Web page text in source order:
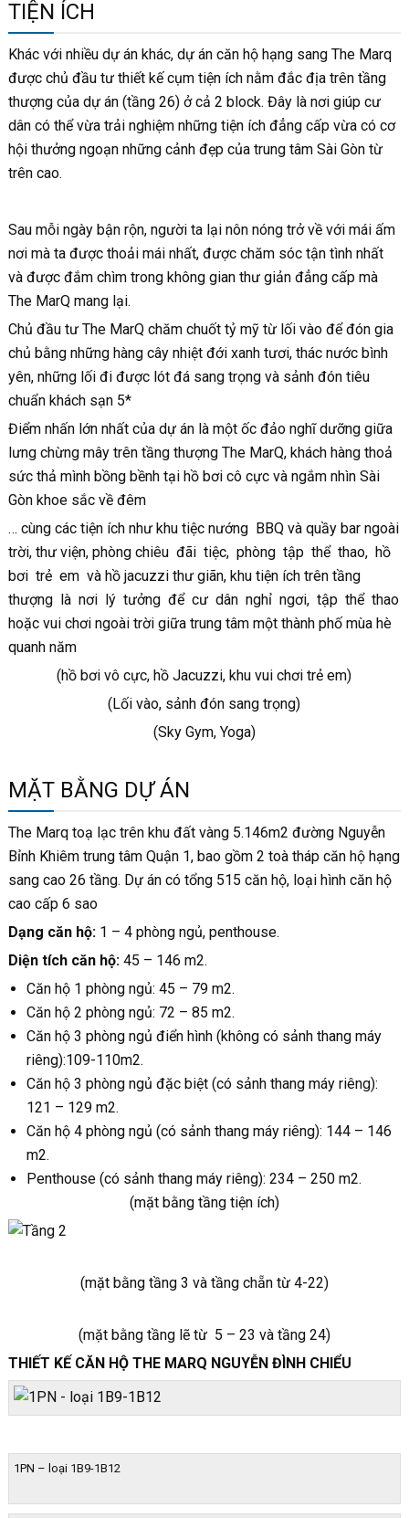
TIỆN ÍCH
Khác với nhiều dự án khác, dự án căn hộ hạng sang The Marq
được chủ đầu tư thiết kế cụm tiện ích nằm đắc địa trên tầng
thượng của dự án (tầng 26) ở cả 2 block. Đây là nơi giúp cư
dân có thể vừa trải nghiệm những tiện ích đẳng cấp vừa có cơ
hội thưởng ngoạn những cảnh đẹp của trung tâm Sài Gòn từ
trên cao.
Sau mỗi ngày bận rộn, người ta lại nôn nóng trở về với mái ấm
nơi mà ta được thoải mái nhất, được chăm sóc tận tình nhất
và được đắm chìm trong không gian thư giản đẳng cấp mà
The MarQ mang lại.
Chủ đầu tư The MarQ chăm chuốt tỷ mỹ từ lối vào để đón gia
chủ bằng những hàng cây nhiệt đới xanh tươi, thác nước bình
yên, những lối đi được lót đá sang trọng và sảnh đón tiêu
chuẩn khách sạn 5*
Điểm nhấn lớn nhất của dự án là một ốc đảo nghĩ dưỡng giữa
lưng chừng mây trên tầng thượng The MarQ, khách hàng thoả
sức thả mình bồng bềnh tại hồ bơi cô cực và ngắm nhìn Sài
Gòn khoe sắc về đêm
… cùng các tiện ích như khu tiệc nướng BBQ và quầy bar ngoài
trời, thư viện, phòng chiêu đãi tiệc, phòng tập thể thao, hồ
bơi trẻ em và hồ jacuzzi thư giãn, khu tiện ích trên tầng
thượng là nơi lý tưởng để cư dân nghỉ ngơi, tập thể thao
hoặc vui chơi ngoài trời giữa trung tâm một thành phố mùa hè
quanh năm
(hồ bơi vô cực, hồ Jacuzzi, khu vui chơi trẻ em)
(Lối vào, sảnh đón sang trọng)
(Sky Gym, Yoga)
MẶT BẰNG DỰ ÁN
The Marq toạ lạc trên khu đất vàng 5.146m2 đường Nguyễn
Bỉnh Khiêm trung tâm Quận 1, bao gồm 2 toà tháp căn hộ hạng
sang cao 26 tầng. Dự án có tổng 515 căn hộ, loại hình căn hộ
cao cấp 6 sao
Dạng căn hộ:1 – 4 phòng ngủ, penthouse.
Diện tích căn hộ:45 – 146 m2.
Căn hộ 1 phòng ngủ: 45 – 79 m2.
Căn hộ 2 phòng ngủ: 72 – 85 m2.
Căn hộ 3 phòng ngủ điển hình (không có sảnh thang máy
riêng):109-110m2.
Căn hộ 3 phòng ngủ đặc biệt (có sảnh thang máy riêng):
121 – 129 m2.
Căn hộ 4 phòng ngủ (có sảnh thang máy riêng): 144 – 146
m2.
Penthouse (có sảnh thang máy riêng): 234 – 250 m2.
(mặt bằng tầng tiện ích)
(mặt bằng tầng 3 và tầng chẵn từ 4-22)
(mặt bằng tầng lẽ từ 5 – 23 và tầng 24)
THIẾT KẾ CĂN HỘ THE MARQ NGUYỄN ĐÌNH CHIỂU
1PN – loại 1B9-1B12